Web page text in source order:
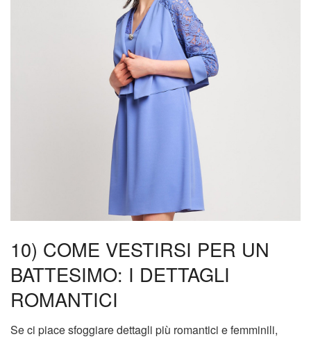
10) COME VESTIRSI PER UN
BATTESIMO: I DETTAGLI
ROMANTICI
Se ci piace sfoggiare dettagli più romantici e femminili,